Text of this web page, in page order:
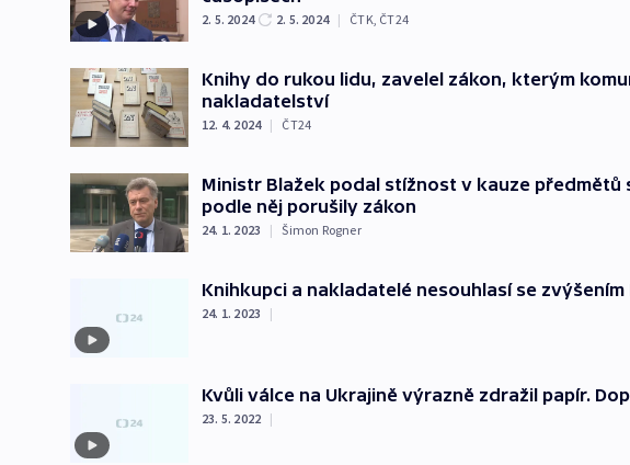
2. 5. 2024 2. 5. 2024 | ČTK, ČT24
Knihy do rukou lidu, zavelel zákon, kterým
nakladatelství
12. 4. 2024 | ČT24
Ministr Blažek podal stížnost v kauze předmětů
podle něj porušily zákon
24. 1. 2023 | Šimon Rogner
Knihkupci a nakladatelé nesouhlasí se zvýšením
24. 1. 2023 |
Kvůli válce na Ukrajině výrazně zdražil papír.
23. 5. 2022 |